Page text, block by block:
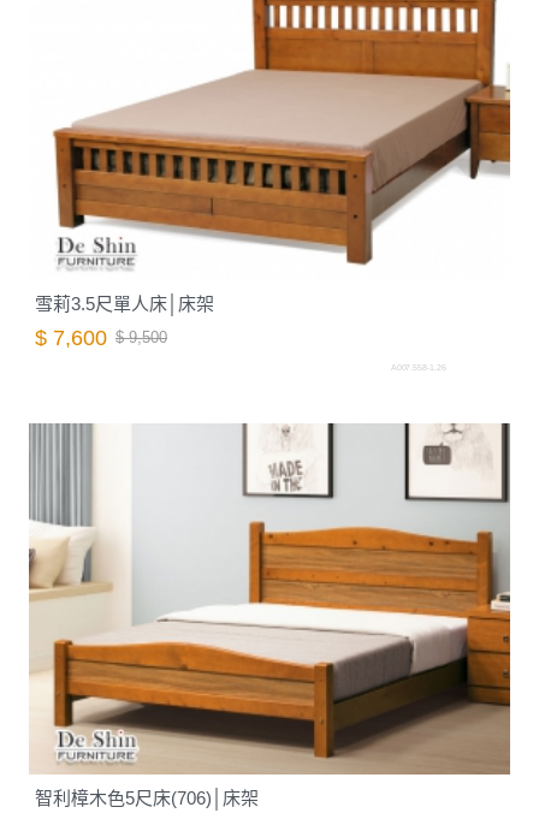
雪莉3.5尺單人床│床架
$ 7,600 $ 9,500
A007.558-1.26
智利樟木色5尺床(706)│床架